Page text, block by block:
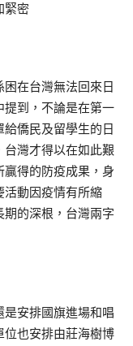
緊密
在台灣無法回來日
到，不論是在第一
僑民及留學生的日
灣才得以在如此艱
得的防疫成果，身
活動因疫情有所縮
的深根，台灣兩字
安排國旗進場和唱
位也安排由莊海樹博